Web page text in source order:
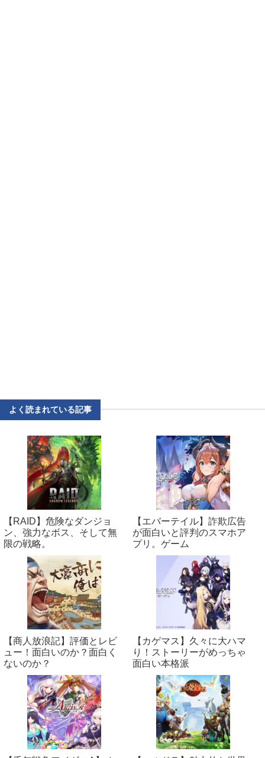
よく読まれている記事
【RAID】危険なダンジョ
ン、強力なボス、そして無
限の戦略。
【エバーテイル】詐欺広告
が面白いと評判のスマホア
プリ。ゲーム
【商人放浪‪記】評価とレビ
ュー！面白いのか？面白く
ないのか？
【カゲマス】久々に大ハマ
り！ストーリーがめっちゃ
面白い本格派